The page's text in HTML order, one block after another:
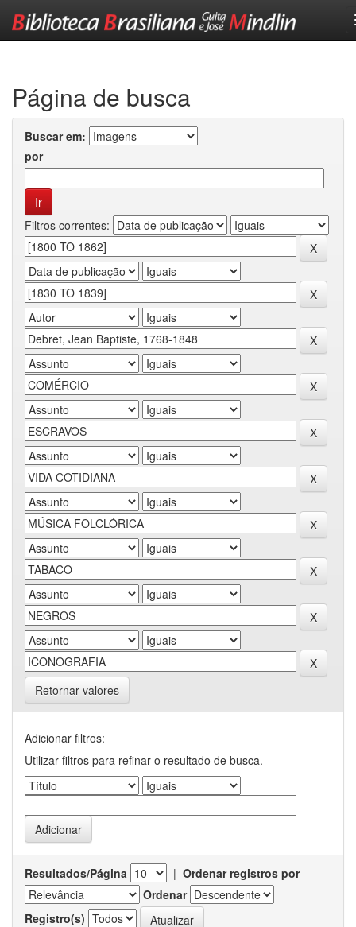
Página de busca
Buscar em:
por
Filtros correntes:
Retornar valores
Adicionar filtros:
Utilizar filtros para refinar o resultado de busca.
Resultados/Página | Ordenar registros por
Ordenar
Registro(s)